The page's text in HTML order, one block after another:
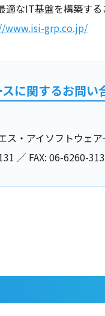
適なIT基盤を構築す
www.isi-grp.co.jp/
に関するお問い
ス・アイソフトウェ
／ FAX: 06-6260-